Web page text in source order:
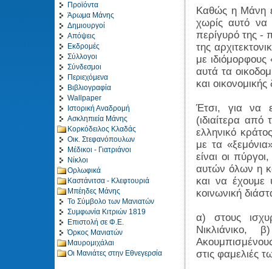
Προϊόντα
Άρωμα Μάνης
Δημιουργοί
Απόψεις
Εκδρομές
Σύλλογοι
Σύνδεσμοι
Περιεχόμενα
Βιβλιογραφία
Wallpaper
Ιστορική Αναδρομή
Ασκληπιεία Μάνης
Κορκόδειλος Κλαδάς
Οικ. Στεφανόπουλων
Μέδικοι - Γιατριάνοι
Νίκλοι
Ορλωφικά
Καστάνιτσα - Κλεφτουριά
Μπέηδες Μάνης
Το Σύμβολο των Μανιατών
Συμφωνία Κιτριών 1819
Επιστολή σε Φ.Ε.
Όρκος Μανιατών
Μαυρομιχάλαι
Οι Μανιάτες στην Εθνεγερσία
Καθώς η Μάνη
χωρίς αυτό να
περίγυρό της -
της
με
αυτά τα
και
Έτσι, για να
(ιδιαίτερα
ελληνικό
με τα
είναι οι
αυτών όλων η
και να έχουμε
κοινωνική
α) στους
Νικλιάνικο,
στις φαμελιές